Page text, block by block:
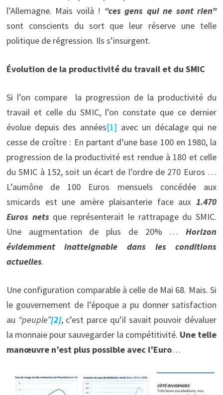
l’Allemagne. Mais voilà ! “ces gens qui ne sont rien”
sont conscients du sort que leur réserve une telle
politique de régression. Ils s’insurgent.
Évolution de la productivité du travail et du SMIC
Si l’on compare la progression de la productivité du
travail et celle du SMIC, l’on constate que ce dernier
évolue depuis des années[1] avec un décalage qui ne
cesse de croître : En partant d’une base 100 en 1980, la
progression de la productivité est rendue à 180 et celle
du SMIC à 152, soit un écart de l’ordre de 270 Euros …
L’aumône de 100 Euros mensuels concédée aux
smicards est une amère plaisanterie face aux1.470
Euros netsque représenterait le rattrapage du SMIC.
Une augmentation de plus de 20% …Horizon
évidemment inatteignable dans les conditions
actuelles.
Une configuration comparable à celle de Mai 68. Mais. Si
le gouvernement de l’époque a pu donner satisfaction
au “peuple”[2], c’est parce qu’il savait pouvoir dévaluer
la monnaie pour sauvegarder la compétitivité. Une telle
manœuvre n’est plus possible avec l’Euro…